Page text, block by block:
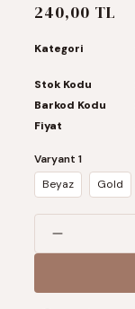
240,00 TL
Kategori
Stok Kodu
Barkod Kodu
Fiyat
Varyant 1
Beyaz
Gold